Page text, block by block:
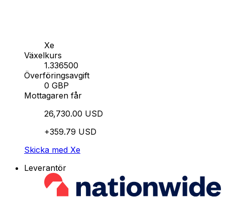
Xe
Växelkurs
1.336500
Överföringsavgift
0 GBP
Mottagaren får
26,730.00 USD
+359.79 USD
Skicka med Xe
Leverantör